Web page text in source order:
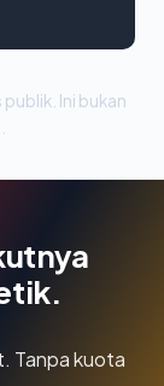
Ini bukan
Tanpa kuota